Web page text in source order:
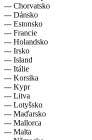
--- Chorvatsko
--- Dánsko
--- Estonsko
--- Francie
--- Holandsko
--- Irsko
--- Island
--- Itálie
--- Korsika
--- Kypr
--- Litva
--- Lotyšsko
--- Maďarsko
--- Mallorca
--- Malta